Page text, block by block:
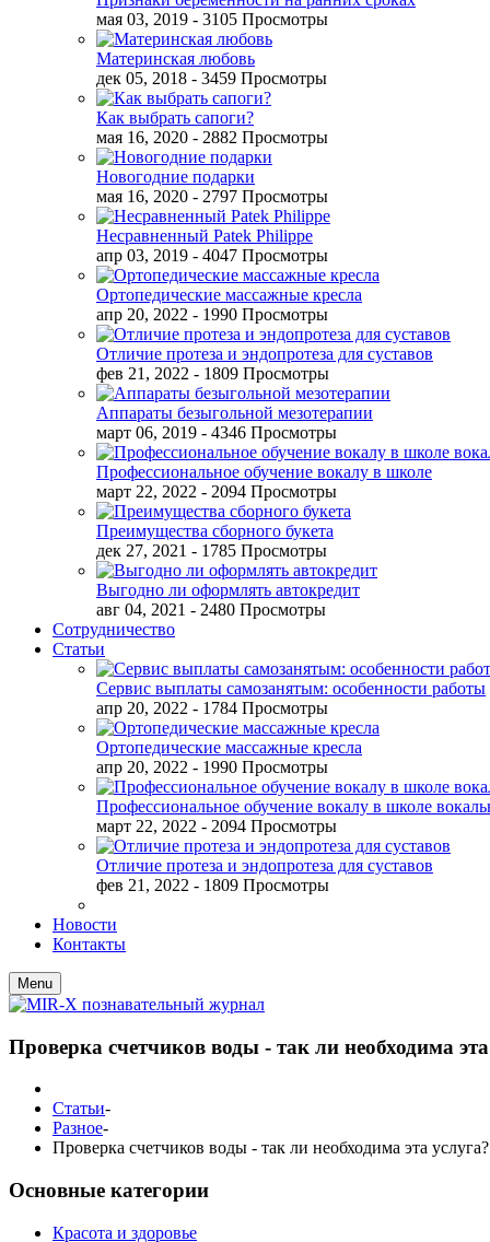
мая 03, 2019 - 3105 Просмотры
Материнская любовь
дек 05, 2018 - 3459 Просмотры
Как выбрать сапоги?
мая 16, 2020 - 2882 Просмотры
Новогодние подарки
мая 16, 2020 - 2797 Просмотры
Несравненный Patek Philippe
апр 03, 2019 - 4047 Просмотры
Ортопедические массажные кресла
апр 20, 2022 - 1990 Просмотры
Отличие протеза и эндопротеза для суставов
фев 21, 2022 - 1809 Просмотры
Аппараты безыгольной мезотерапии
март 06, 2019 - 4346 Просмотры
Профессиональное обучение вокалу в школе
март 22, 2022 - 2094 Просмотры
Преимущества сборного букета
дек 27, 2021 - 1785 Просмотры
Выгодно ли оформлять автокредит
авг 04, 2021 - 2480 Просмотры
Сотрудничество
Статьи
Сервис выплаты самозанятым: особенности работы
апр 20, 2022 - 1784 Просмотры
Ортопедические массажные кресла
апр 20, 2022 - 1990 Просмотры
Профессиональное обучение вокалу в школе
март 22, 2022 - 2094 Просмотры
Отличие протеза и эндопротеза для суставов
фев 21, 2022 - 1809 Просмотры
Новости
Контакты
Menu
Проверка счетчиков воды - так ли необходима
Статьи-
Разное-
Проверка счетчиков воды - так ли необходима эта услуга?
Основные категории
Красота и здоровье